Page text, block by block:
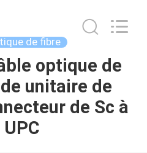
de fibre
optique de
unitaire de
de Sc à
UPC